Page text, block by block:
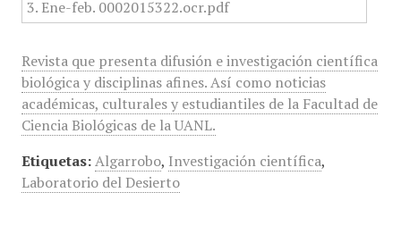
Revista que presenta difusión e investigación científica
biológica y disciplinas afines. Así como noticias
académicas, culturales y estudiantiles de la Facultad de
Ciencia Biológicas de la UANL.
Etiquetas: Algarrobo, Investigación científica,
Laboratorio del Desierto